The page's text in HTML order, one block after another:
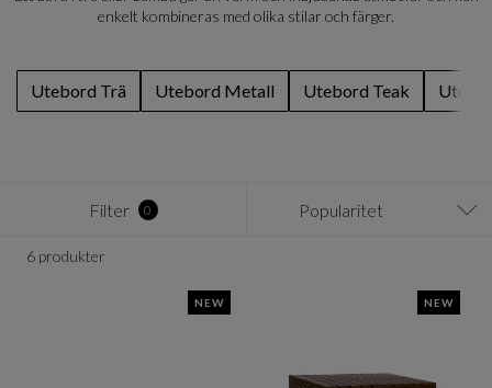
enkelt kombineras med olika stilar och färger.
Utebord Trä Utebord Metall Utebord Teak
Filter 0 Popularitet
6 produkter
NEW NEW